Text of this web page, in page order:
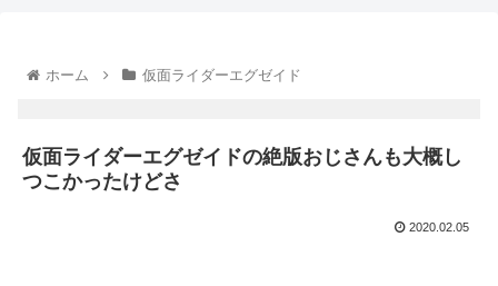
ホーム 仮面ライダーエグゼイド
仮面ライダーエグゼイドの絶版おじさんも大概し
つこかったけどさ
2020.02.05